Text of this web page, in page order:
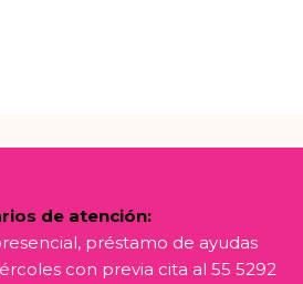
de atención:
préstamo de ayudas
con previa cita al 55 5292